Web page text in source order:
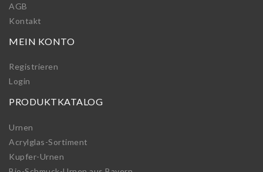
AGB
Kontakt
MEIN KONTO
Registrieren
Login
PRODUKTKATALOG
Urnen
Acrylglas-Sortiment
Kupfer-Urnen